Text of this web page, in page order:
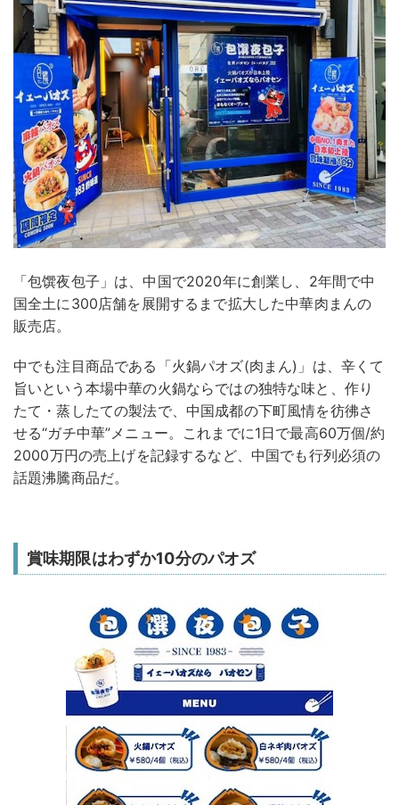
「包馔夜包子」は、中国で2020年に創業し、2年間で中
国全土に300店舗を展開するまで拡大した中華肉まんの
販売店。
中でも注目商品である「火鍋パオズ(肉まん)」は、辛くて
旨いという本場中華の火鍋ならではの独特な味と、作り
たて・蒸したての製法で、中国成都の下町風情を彷彿さ
せる“ガチ中華”メニュー。これまでに1日で最高60万個/約
2000万円の売上げを記録するなど、中国でも行列必須の
話題沸騰商品だ。
賞味期限はわずか10分のパオズ